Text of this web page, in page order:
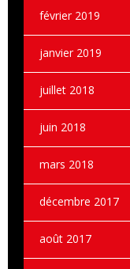
février 2019
janvier 2019
juillet 2018
juin 2018
mars 2018
décembre 2017
août 2017